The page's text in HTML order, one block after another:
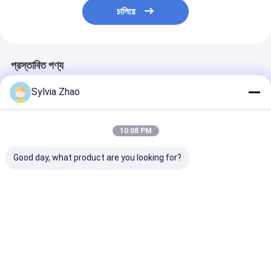
চালিয়ে
প্রস্তাবিত পণ্য
Sylvia Zhao
10:08 PM
Good day, what product are you looking for?